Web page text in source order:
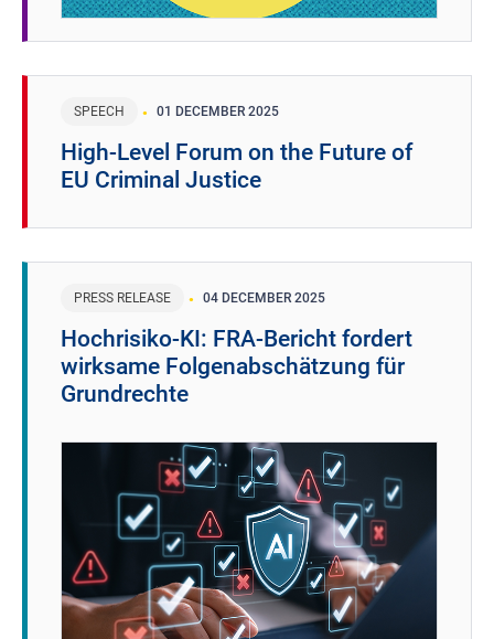
SPEECH 01 DECEMBER 2025
High-Level Forum on the Future of
EU Criminal Justice
PRESS RELEASE 04 DECEMBER 2025
Hochrisiko-KI: FRA-Bericht fordert
wirksame Folgenabschätzung für
Grundrechte